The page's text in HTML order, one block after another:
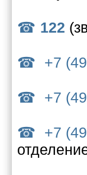
122
+7
+7
+7